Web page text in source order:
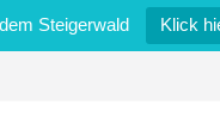
Steigerwald Klick